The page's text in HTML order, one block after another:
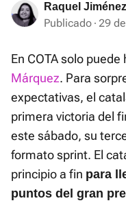
Raquel Jiménez
Publicado 29
En COTA solo puede
Márquez. Para
expectativas, el
primera victoria del
este sábado, su
formato sprint. El
principio a fin para
puntos del gran